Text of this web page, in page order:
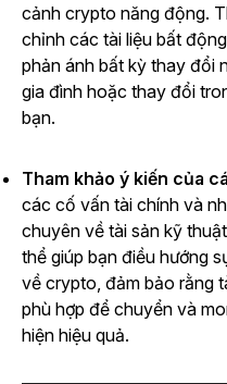
cảnh crypto năng động.
chỉnh các tài liệu bất
phản ánh bất kỳ thay đổi
gia đình hoặc thay đổi
bạn.
Tham khảo ý kiến của
các cố vấn tài chính và
chuyên về tài sản kỹ
thể giúp bạn điều hướng
về crypto, đảm bảo rằng
phù hợp để chuyển và
hiện hiệu quả.